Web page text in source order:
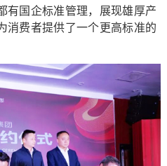
有国企标准管理，展现雄厚产
消费者提供了一个更高标准的